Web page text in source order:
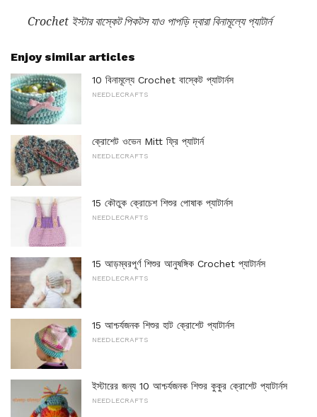
Crochet ইস্টার বাস্কেট পিকটস যাও পাপড়ি দ্বারা বিনামূল্যে প্যাটার্ন
Enjoy similar articles
10 বিনামূল্যে Crochet বাস্কেট প্যাটার্নস
NEEDLECRAFTS
ক্রোশেট ওভেন Mitt ফ্রি প্যাটার্ন
NEEDLECRAFTS
15 কৌতুক ক্রোচেশ শিশুর পোষাক প্যাটার্নস
NEEDLECRAFTS
15 আড়ম্বরপূর্ণ শিশুর আনুষঙ্গিক Crochet প্যাটার্নস
NEEDLECRAFTS
15 আশ্চর্যজনক শিশুর হাট ক্রোশেট প্যাটার্নস
NEEDLECRAFTS
ইস্টারের জন্য 10 আশ্চর্যজনক শিশুর কুকুর ক্রোশেট প্যাটার্নস
NEEDLECRAFTS